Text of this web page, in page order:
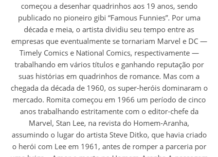
começou a desenhar quadrinhos aos 19 anos, sendo
publicado no pioneiro gibi “Famous Funnies”. Por uma
década e meia, o artista dividiu seu tempo entre as
empresas que eventualmente se tornariam Marvel e DC —
Timely Comics e National Comics, respectivamente —
trabalhando em vários títulos e ganhando reputação por
suas histórias em quadrinhos de romance. Mas com a
chegada da década de 1960, os super-heróis dominaram o
mercado. Romita começou em 1966 um período de cinco
anos trabalhando estritamente com o editor-chefe da
Marvel, Stan Lee, na revista do Homem-Aranha,
assumindo o lugar do artista Steve Ditko, que havia criado
o herói com Lee em 1961, antes de romper a parceria por